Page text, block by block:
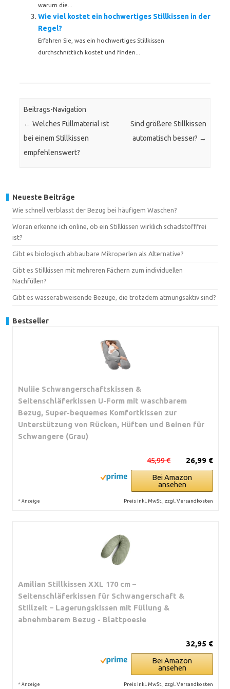
warum die...
Wie viel kostet ein hochwertiges Stillkissen in der
Regel?
Erfahren Sie, was ein hochwertiges Stillkissen
durchschnittlich kostet und finden...
Beitrags-Navigation
← Welches Füllmaterial ist
bei einem Stillkissen
empfehlenswert?
Sind größere Stillkissen
automatisch besser? →
Neueste Beiträge
Wie schnell verblasst der Bezug bei häufigem Waschen?
Woran erkenne ich online, ob ein Stillkissen wirklich schadstofffrei
ist?
Gibt es biologisch abbaubare Mikroperlen als Alternative?
Gibt es Stillkissen mit mehreren Fächern zum individuellen
Nachfüllen?
Gibt es wasserabweisende Bezüge, die trotzdem atmungsaktiv sind?
Bestseller
Nuliie Schwangerschaftskissen &
Seitenschläferkissen U-Form mit waschbarem
Bezug, Super-bequemes Komfortkissen zur
Unterstützung von Rücken, Hüften und Beinen für
Schwangere (Grau)
26,99 €
45,99 €
Bei Amazon
ansehen
* Anzeige Preis inkl. MwSt., zzgl. Versandkosten
Amilian Stillkissen XXL 170 cm –
Seitenschläferkissen für Schwangerschaft &
Stillzeit – Lagerungskissen mit Füllung &
abnehmbarem Bezug - Blattpoesie
32,95 €
Bei Amazon
ansehen
* Anzeige Preis inkl. MwSt., zzgl. Versandkosten